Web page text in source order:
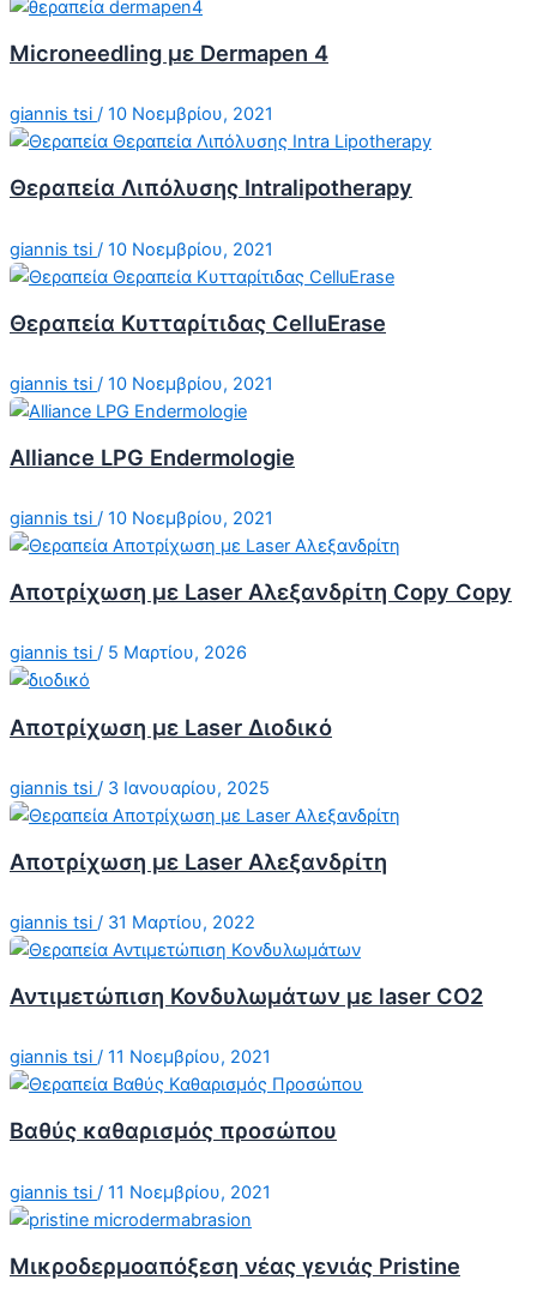
Microneedling με Dermapen 4
giannis tsi / 10 Νοεμβρίου, 2021
Θεραπεία Λιπόλυσης Intralipotherapy
giannis tsi / 10 Νοεμβρίου, 2021
Θεραπεία Κυτταρίτιδας CelluErase
giannis tsi / 10 Νοεμβρίου, 2021
Alliance LPG Endermologie
giannis tsi / 10 Νοεμβρίου, 2021
Αποτρίχωση με Laser Αλεξανδρίτη Copy Copy
giannis tsi / 5 Μαρτίου, 2026
Αποτρίχωση με Laser Διοδικό
giannis tsi / 3 Ιανουαρίου, 2025
Αποτρίχωση με Laser Αλεξανδρίτη
giannis tsi / 31 Μαρτίου, 2022
Αντιμετώπιση Κονδυλωμάτων με laser CO2
giannis tsi / 11 Νοεμβρίου, 2021
Βαθύς καθαρισμός προσώπου
giannis tsi / 11 Νοεμβρίου, 2021
Μικροδερμοαπόξεση νέας γενιάς Pristine